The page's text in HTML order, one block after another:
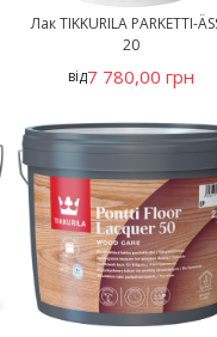
Лак TIKKURILA PARKETTI-
20
від7 780,00 грн